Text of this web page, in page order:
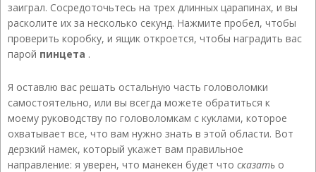
заиграл. Сосредоточьтесь на трех длинных царапинах, и вы
расколите их за несколько секунд. Нажмите пробел, чтобы
проверить коробку, и ящик откроется, чтобы наградить вас
парой пинцета .
Я оставлю вас решать остальную часть головоломки
самостоятельно, или вы всегда можете обратиться к
моему руководству по головоломкам с куклами, которое
охватывает все, что вам нужно знать в этой области. Вот
дерзкий намек, который укажет вам правильное
направление: я уверен, что манекен будет что сказать о